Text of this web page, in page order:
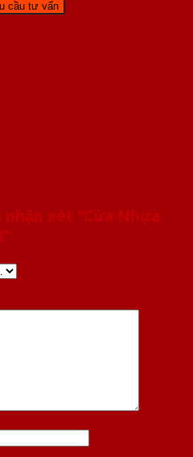
xét “Cửa Nhựa